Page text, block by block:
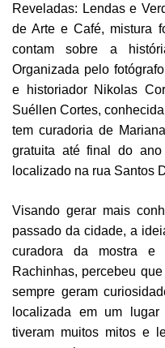
Reveladas: Lendas e
de Arte e Café, mistura
contam sobre a
Organizada pelo
e historiador Nikolas
Suéllen Cortes,
tem curadoria de
gratuita até final do
localizado na rua Santos
Visando gerar mais
passado da cidade, a
curadora da mostra e
Rachinhas, percebeu
sempre geram
localizada em um
tiveram muitos mitos e